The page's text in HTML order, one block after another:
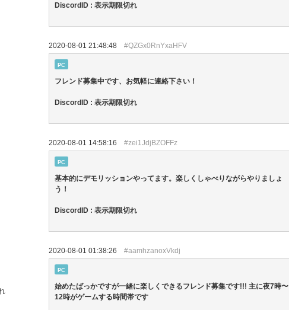
DiscordID : 表示期限切れ
2020-08-01 21:48:48 #QZGx0RnYxaHFV
PC
フレンド募集中です、お気軽に連絡下さい！
DiscordID : 表示期限切れ
2020-08-01 14:58:16 #zei1JdjBZOFFz
PC
基本的にデモリッションやってます。楽しくしゃべりながらやりましょ
う！
DiscordID : 表示期限切れ
2020-08-01 01:38:26 #aamhzanoxVkdj
PC
始めたばっかですが一緒に楽しくできるフレンド募集です!!! 主に夜7時〜
12時がゲームする時間帯です